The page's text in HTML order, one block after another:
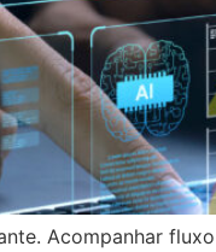
Acompanhar